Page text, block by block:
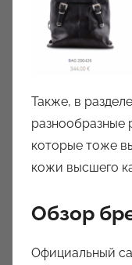
Также, в
разнообразные
которые тоже
кожи высшего
Обзор
Официальный